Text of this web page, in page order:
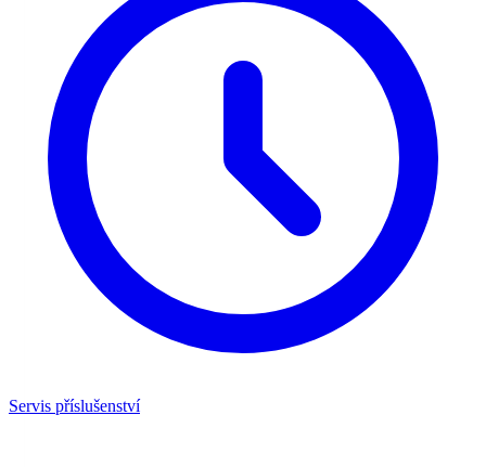
Servis příslušenství